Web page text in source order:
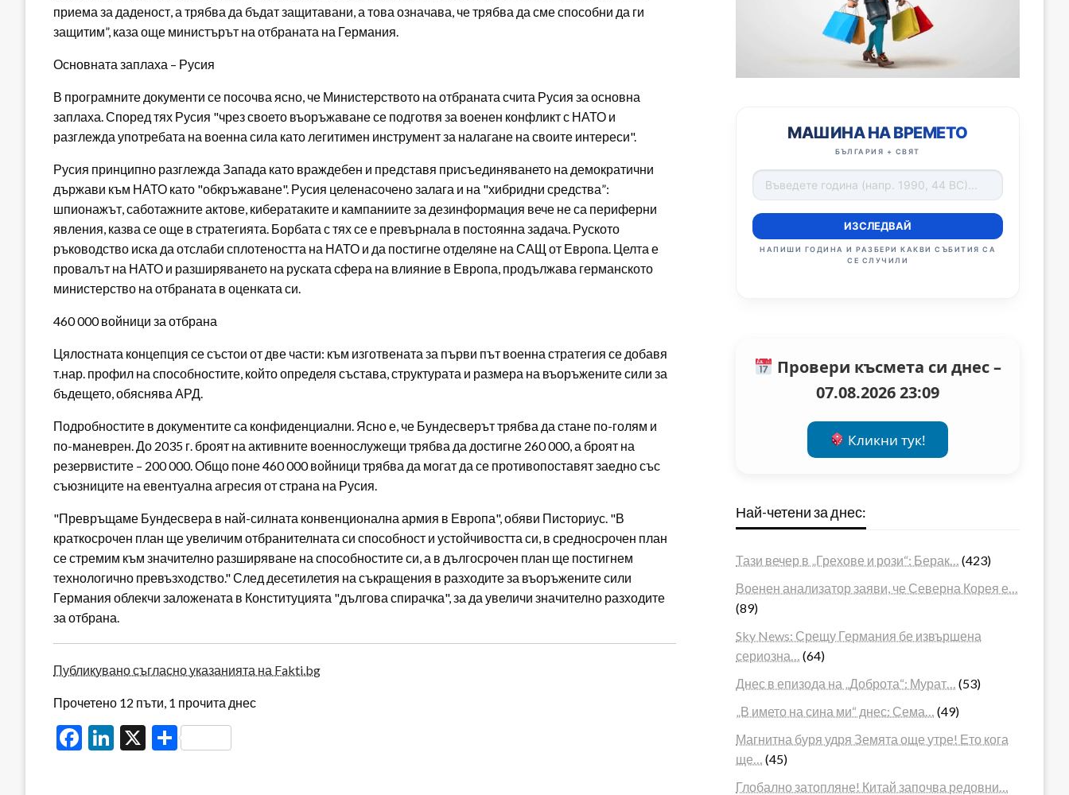
приема за даденост, а трябва да бъдат защитавани, а това означава, че трябва да сме способни да ги
защитим”, каза още министърът на отбраната на Германия.
Основната заплаха – Русия
В програмните документи се посочва ясно, че Министерството на отбраната счита Русия за основна
заплаха. Според тях Русия "чрез своето въоръжаване се подготвя за военен конфликт с НАТО и
разглежда употребата на военна сила като легитимен инструмент за налагане на своите интереси".
Русия принципно разглежда Запада като враждебен и представя присъединяването на демократични
държави към НАТО като "обкръжаване". Русия целенасочено залага и на "хибридни средства”:
шпионажът, саботажните актове, кибератаките и кампаниите за дезинформация вече не са периферни
явления, казва се още в стратегията. Борбата с тях се е превърнала в постоянна задача. Руското
ръководство иска да отслаби сплотеността на НАТО и да постигне отделяне на САЩ от Европа. Целта е
провалът на НАТО и разширяването на руската сфера на влияние в Европа, продължава германското
министерство на отбраната в оценката си.
460 000 войници за отбрана
Цялостната концепция се състои от две части: към изготвената за първи път военна стратегия се добавя
т.нар. профил на способностите, който определя състава, структурата и размера на въоръжените сили за
бъдещето, обяснява АРД.
Подробностите в документите са конфиденциални. Ясно е, че Бундесверът трябва да стане по-голям и
по-маневрен. До 2035 г. броят на активните военнослужещи трябва да достигне 260 000, а броят на
резервистите – 200 000. Общо поне 460 000 войници трябва да могат да се противопоставят заедно със
съюзниците на евентуална агресия от страна на Русия.
"Превръщаме Бундесвера в най-силната конвенционална армия в Европа", обяви Писториус. "В
краткосрочен план ще увеличим отбранителната си способност и устойчивостта си, в средносрочен план
се стремим към значително разширяване на способностите си, а в дългосрочен план ще постигнем
технологично превъзходство." След десетилетия на съкращения в разходите за въоръжените сили
Германия облекчи заложената в Конституцията "дългова спирачка", за да увеличи значително разходите
за отбрана.
Публикувано съгласно указанията на Fakti.bg
Прочетено 12 пъти, 1 прочита днес
Facebook
LinkedIn
X Share
МАШИНА НА ВРЕМЕТО
БЪЛГАРИЯ + СВЯТ
ИЗСЛЕДВАЙ
НАПИШИ ГОДИНА И РАЗБЕРИ КАКВИ СЪБИТИЯ СА
СЕ СЛУЧИЛИ
Провери късмета си днес –
07.08.2026 23:09
Кликни тук!
Най-четени за днес:
Тази вечер в „Грехове и рози“: Берак…
(423)
Военен анализатор заяви, че Северна Корея е…
(89)
Sky News: Срещу Германия бе извършена
сериозна…
(64)
Днес в епизода на „Доброта“: Мурат…
(53)
„В името на сина ми“ днес: Сема…
(49)
Магнитна буря удря Земята още утре! Ето кога
ще…
(45)
Глобално затопляне! Китай започва редовни…